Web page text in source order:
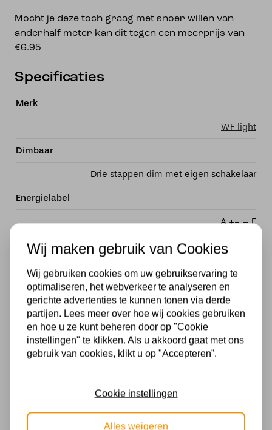
Mocht je deze toch graag met snoer willen van
anderhalf meter kan dit tegen een meerprijs van
€6.95
Specificaties
Merk
WF light
Dimbaar
Drie stappen dim met eigen schakelaar
Energielabel
A ++ – E
Met lichtbron
Exclusief
Kleur
Grijs
Fitting
Design
Wij maken gebruik van Cookies
Wij gebruiken cookies om uw gebruikservaring te
optimaliseren, het webverkeer te analyseren en
gerichte advertenties te kunnen tonen via derde
partijen. Lees meer over hoe wij cookies gebruiken
en hoe u ze kunt beheren door op "Cookie
instellingen" te klikken. Als u akkoord gaat met ons
gebruik van cookies, klikt u op "Accepteren”.
Cookie instellingen
Alles weigeren